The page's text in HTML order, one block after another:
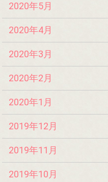
2020年5月
2020年4月
2020年3月
2020年2月
2020年1月
2019年12月
2019年11月
2019年10月